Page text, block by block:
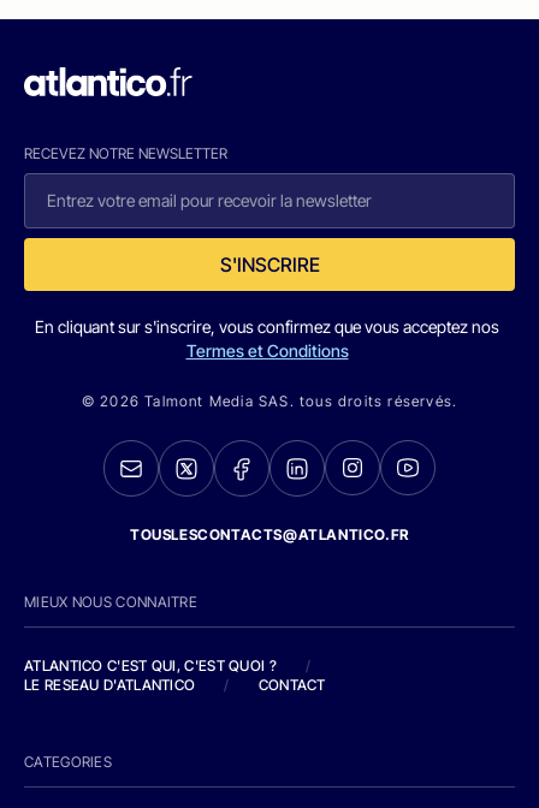
RECEVEZ NOTRE NEWSLETTER
S'INSCRIRE
En cliquant sur s'inscrire, vous confirmez que vous acceptez nos
Termes et Conditions
© 2026 Talmont Media SAS. tous droits réservés.
TOUSLESCONTACTS@ATLANTICO.FR
MIEUX NOUS CONNAITRE
ATLANTICO C'EST QUI, C'EST QUOI ?
/
LE RESEAU D'ATLANTICO
/ CONTACT
CATEGORIES